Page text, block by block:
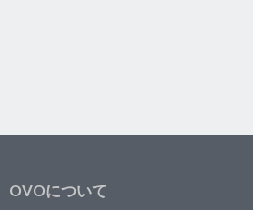
OVOについて